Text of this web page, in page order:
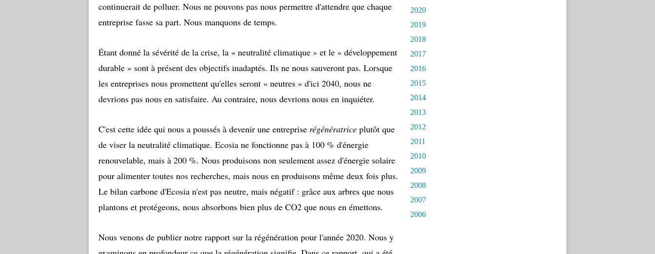
continuerait de polluer. Nous ne pouvons pas nous permettre d'attendre que chaque
entreprise fasse sa part. Nous manquons de temps.
Étant donné la sévérité de la crise, la « neutralité climatique » et le « développement
durable » sont à présent des objectifs inadaptés. Ils ne nous sauveront pas. Lorsque
les entreprises nous promettent qu'elles seront « neutres » d'ici 2040, nous ne
devrions pas nous en satisfaire. Au contraire, nous devrions nous en inquiéter.
C'est cette idée qui nous a poussés à devenir une entreprise régénératrice plutôt que
de viser la neutralité climatique. Ecosia ne fonctionne pas à 100 % d'énergie
renouvelable, mais à 200 %. Nous produisons non seulement assez d'énergie solaire
pour alimenter toutes nos recherches, mais nous en produisons même deux fois plus.
Le bilan carbone d'Ecosia n'est pas neutre, mais négatif : grâce aux arbres que nous
plantons et protégeons, nous absorbons bien plus de CO2 que nous en émettons.
Nous venons de publier notre rapport sur la régénération pour l'année 2020. Nous y
2020
2019
2018
2017
2016
2015
2014
2013
2012
2011
2010
2009
2008
2007
2006